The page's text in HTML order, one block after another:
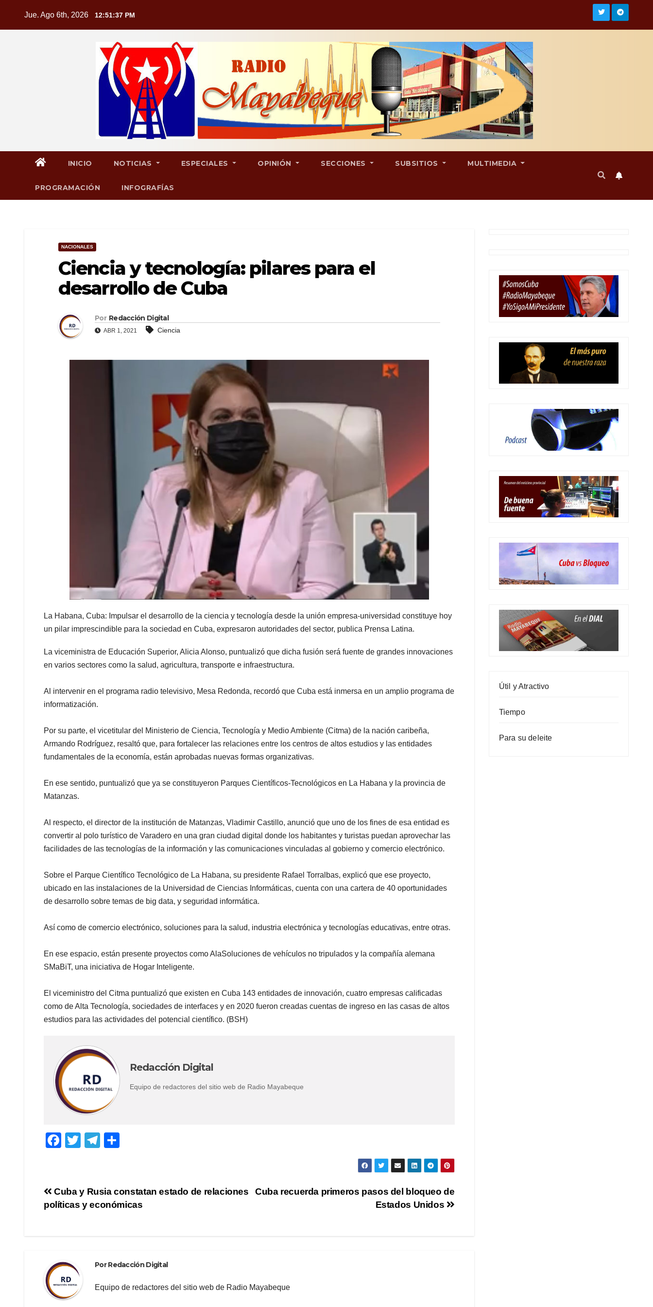
Jue. Ago 6th, 2026 12:51:38 PM
INICIO NOTICIAS ESPECIALES OPINIÓN SECCIONES SUBSITIOS MULTIMEDIA
PROGRAMACIÓN INFOGRAFÍAS
NACIONALES
Ciencia y tecnología: pilares para el
desarrollo de Cuba
Por Redacción Digital
ABR 1, 2021 Ciencia
La Habana, Cuba: Impulsar el desarrollo de la ciencia y tecnología desde la unión empresa-universidad constituye hoy
un pilar imprescindible para la sociedad en Cuba, expresaron autoridades del sector, publica Prensa Latina.
La viceministra de Educación Superior, Alicia Alonso, puntualizó que dicha fusión será fuente de grandes innovaciones
en varios sectores como la salud, agricultura, transporte e infraestructura.
Al intervenir en el programa radio televisivo, Mesa Redonda, recordó que Cuba está inmersa en un amplio programa de
informatización.
Por su parte, el vicetitular del Ministerio de Ciencia, Tecnología y Medio Ambiente (Citma) de la nación caribeña,
Armando Rodríguez, resaltó que, para fortalecer las relaciones entre los centros de altos estudios y las entidades
fundamentales de la economía, están aprobadas nuevas formas organizativas.
En ese sentido, puntualizó que ya se constituyeron Parques Científicos-Tecnológicos en La Habana y la provincia de
Matanzas.
Al respecto, el director de la institución de Matanzas, Vladimir Castillo, anunció que uno de los fines de esa entidad es
convertir al polo turístico de Varadero en una gran ciudad digital donde los habitantes y turistas puedan aprovechar las
facilidades de las tecnologías de la información y las comunicaciones vinculadas al gobierno y comercio electrónico.
Sobre el Parque Científico Tecnológico de La Habana, su presidente Rafael Torralbas, explicó que ese proyecto,
ubicado en las instalaciones de la Universidad de Ciencias Informáticas, cuenta con una cartera de 40 oportunidades
de desarrollo sobre temas de big data, y seguridad informática.
Así como de comercio electrónico, soluciones para la salud, industria electrónica y tecnologías educativas, entre otras.
En ese espacio, están presente proyectos como AlaSoluciones de vehículos no tripulados y la compañía alemana
SMaBiT, una iniciativa de Hogar Inteligente.
El viceministro del Citma puntualizó que existen en Cuba 143 entidades de innovación, cuatro empresas calificadas
como de Alta Tecnología, sociedades de interfaces y en 2020 fueron creadas cuentas de ingreso en las casas de altos
estudios para las actividades del potencial científico. (BSH)
Redacción Digital
Equipo de redactores del sitio web de Radio Mayabeque
F
e
b
T
er
T
gr
a
p
ar
Navegación
de
Cuba recuerda primeros pasos del bloqueo de
Estados Unidos
Cuba y Rusia constatan estado de relaciones
políticas y económicas
PorRedacción Digital
Equipo de redactores del sitio web de Radio Mayabeque
Útil y Atractivo
Tiempo
Para su deleite